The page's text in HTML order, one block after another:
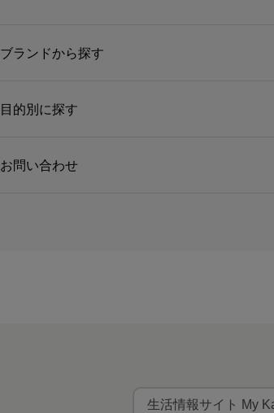
ブランドから探す
目的別に探す
お問い合わせ
生活情報サイト My